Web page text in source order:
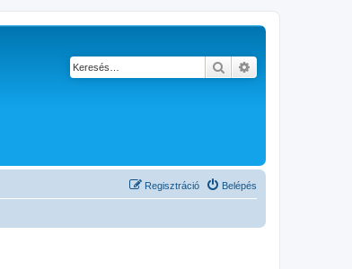
Keresés
Belépés
Regisztráció